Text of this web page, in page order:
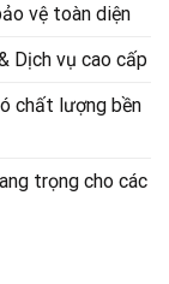
vệ toàn diện
Dịch vụ cao cấp
chất lượng bền
trọng cho các